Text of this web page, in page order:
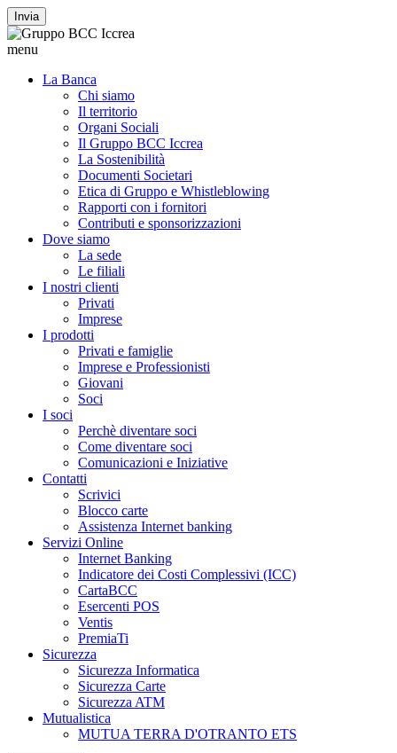
Invia
menu
La Banca
Chi siamo
Il territorio
Organi Sociali
Il Gruppo BCC Iccrea
La Sostenibilità
Documenti Societari
Etica di Gruppo e Whistleblowing
Rapporti con i fornitori
Contributi e sponsorizzazioni
Dove siamo
La sede
Le filiali
I nostri clienti
Privati
Imprese
I prodotti
Privati e famiglie
Imprese e Professionisti
Giovani
Soci
I soci
Perchè diventare soci
Come diventare soci
Comunicazioni e Iniziative
Contatti
Scrivici
Blocco carte
Assistenza Internet banking
Servizi Online
Internet Banking
Indicatore dei Costi Complessivi (ICC)
CartaBCC
Esercenti POS
Ventis
PremiaTi
Sicurezza
Sicurezza Informatica
Sicurezza Carte
Sicurezza ATM
Mutualistica
MUTUA TERRA D'OTRANTO ETS